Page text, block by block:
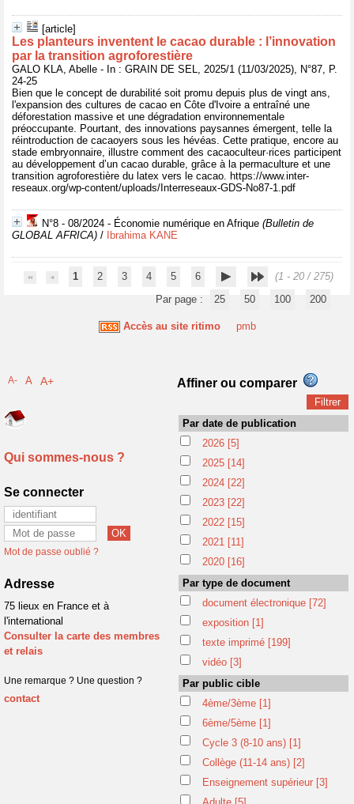
[article]
Les planteurs inventent le cacao durable : l’innovation
par la transition agroforestière
GALO KLA, Abelle - In : GRAIN DE SEL, 2025/1 (11/03/2025), N°87, P.
24-25
Bien que le concept de durabilité soit promu depuis plus de vingt ans,
l'expansion des cultures de cacao en Côte d'Ivoire a entraîné une
déforestation massive et une dégradation environnementale
préoccupante. Pourtant, des innovations paysannes émergent, telle la
réintroduction de cacaoyers sous les hévéas. Cette pratique, encore au
stade embryonnaire, illustre comment des cacaoculteur·rices participent
au développement d’un cacao durable, grâce à la permaculture et une
transition agroforestière du latex vers le cacao. https://www.inter-
reseaux.org/wp-content/uploads/Interreseaux-GDS-No87-1.pdf
N°8 - 08/2024 - Économie numérique en Afrique (Bulletin de
GLOBAL AFRICA) / Ibrahima KANE
1 2 3 4 5 6
(1 - 20 / 275)
Par page :
25 50 100 200
Accès au site ritimo pmb
A- A A+
Qui sommes-nous ?
Se connecter
Mot de passe oublié ?
Adresse
75 lieux en France et à
l'international
Consulter la carte des membres
et relais
Une remarque ? Une question ?
contact
Affiner ou comparer
Par date de publication
2026 [5]
2025 [14]
2024 [22]
2023 [22]
2022 [15]
2021 [11]
2020 [16]
Par type de document
document électronique [72]
exposition [1]
texte imprimé [199]
vidéo [3]
Par public cible
4ème/3ème [1]
6ème/5ème [1]
Cycle 3 (8-10 ans) [1]
Collège (11-14 ans) [2]
Enseignement supérieur [3]